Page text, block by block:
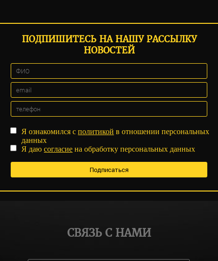
ПОДПИШИТЕСЬ НА НАШУ РАССЫЛКУ
НОВОСТЕЙ
Я ознакомился сполитикой в отношении персональных
данных
Я даюсогласие на обработку персональных данных
СВЯЗЬ С НАМИ